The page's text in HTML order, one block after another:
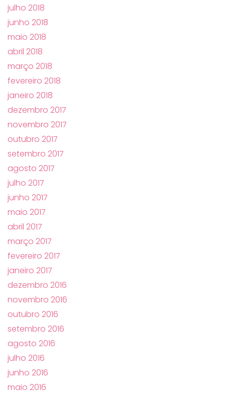
julho 2018
junho 2018
maio 2018
abril 2018
março 2018
fevereiro 2018
janeiro 2018
dezembro 2017
novembro 2017
outubro 2017
setembro 2017
agosto 2017
julho 2017
junho 2017
maio 2017
abril 2017
março 2017
fevereiro 2017
janeiro 2017
dezembro 2016
novembro 2016
outubro 2016
setembro 2016
agosto 2016
julho 2016
junho 2016
maio 2016